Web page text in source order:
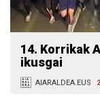
14. Korrikak
ikusgai
AIARALDEA.EUS